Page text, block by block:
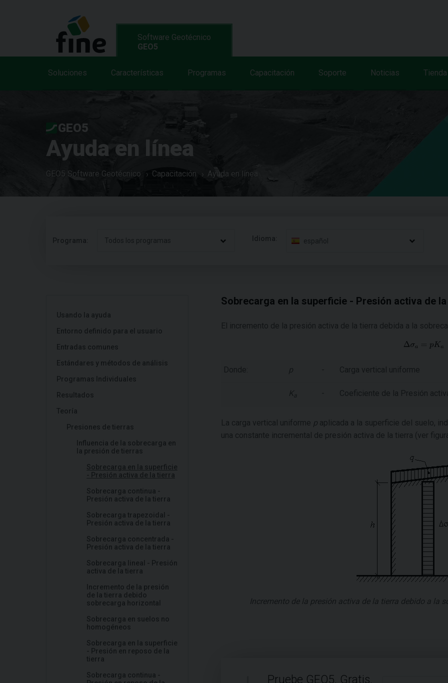
Software Geotécnico
GEO5
Soluciones Características Programas Capacitación Soporte Noticias Tienda
GEO5
Ayuda en línea
GEO5 Software Geotécnico Capacitación Ayuda en línea
Programa: Todos los programas Idioma: español
Usando la ayuda
Entorno definido para el usuario
Entradas comunes
Estándares y métodos de análisis
Programas Individuales
Resultados
Teoría
Presiones de tierras
Influencia de la sobrecarga en
la presión de tierras
Sobrecarga en la superficie
- Presión activa de la tierra
Sobrecarga continua -
Presión activa de la tierra
Sobrecarga trapezoidal -
Presión activa de la tierra
Sobrecarga concentrada -
Presión activa de la tierra
Sobrecarga lineal - Presión
activa de la tierra
Incremento de la presión
de la tierra debido
sobrecarga horizontal
Sobrecarga en suelos no
homogéneos
Sobrecarga en la superficie
- Presión en reposo de la
tierra
Sobrecarga continua -
Sobrecarga en la superficie - Presión activa de
El incremento de la presión activa de la tierra debida a la
Donde: p - Carga vertical uniforme
K a - Coeficiente de la Presión
La carga vertical uniforme p aplicada a la superficie del suelo,
una constante incremental de presión activa de la tierra (ver
Incremento de la presión activa de la tierra debido a la
Pruebe GEO5. Gratis.